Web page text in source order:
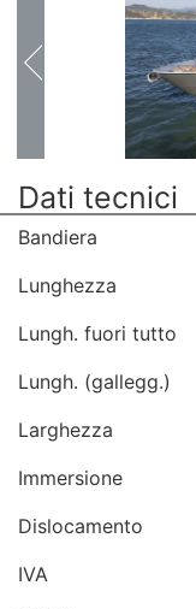
Dati tecnici
Bandiera
Lunghezza
Lungh. fuori tutto
Lungh. (gallegg.)
Larghezza
Immersione
Dislocamento
IVA